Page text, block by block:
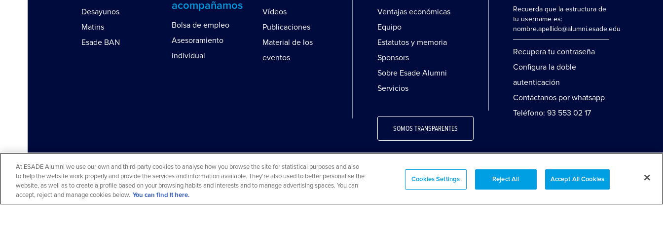
Desayunos
Matins
Esade BAN
acompañamos
Bolsa de empleo
Asesoramiento
individual
Vídeos
Publicaciones
Material de los
eventos
Ventajas económicas
Equipo
Estatutos y memoria
Sponsors
Sobre Esade Alumni
Servicios
SOMOS TRANSPARENTES
Recuerda que la estructura de
tu username es:
nombre.apellido@alumni.esade.edu
Recupera tu contraseña
Configura la doble
autenticación
Contáctanos por whatsapp
Teléfono: 93 553 02 17
Aviso legal y política de privacidad Aviso cookies Preguntas frecuentes
Mapa web
© 2026 ESADE Alumni. Todos los derechos reservados
At ESADE Alumni we use our own and third-party cookies to analyse how you browse the site for statistical purposes and also
to help the website work properly and provide the services and information available. They're also used to better personalise the
website, as well as to create a profile based on your browsing habits and interests and to manage advertising spaces. You can
accept, reject and manage cookies below. You can find it here.
Cookies Settings Reject All Accept All Cookies